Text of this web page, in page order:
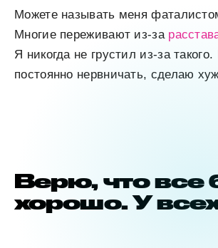
Можете называть меня
Многие переживают из-за
Я никогда не грустил из-за
постоянно нервничать, сделаю
Верю, что все
хорошо. У